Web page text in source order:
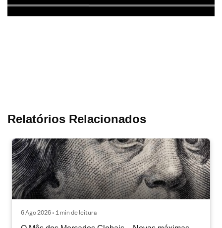
Relatórios Relacionados
6 Ago 2026 • 1 min de leitura